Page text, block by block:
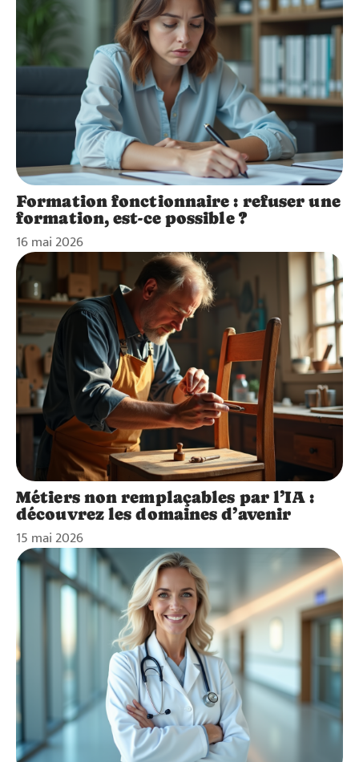
Formation fonctionnaire : refuser une
formation, est-ce possible ?
16 mai 2026
Métiers non remplaçables par l’IA :
découvrez les domaines d’avenir
15 mai 2026